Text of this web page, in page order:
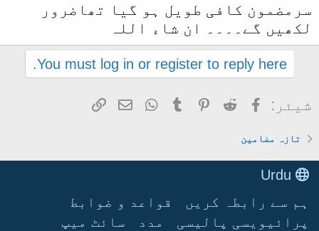
سرمضمون کافی طویل ہو گیا تھاضرور
لکھیں گے۔۔۔۔ ان شاء اللہ
You must log in or register to reply here.
شیئر: Facebook
Reddit
Pinterest
Tumblr
WhatsApp
ای میل
Link
تازہ مضامین
ہم سے رابطہ کریں
قواعد و ضوابط
پرائیویسی پالیسی
مدد سائٹ میپ